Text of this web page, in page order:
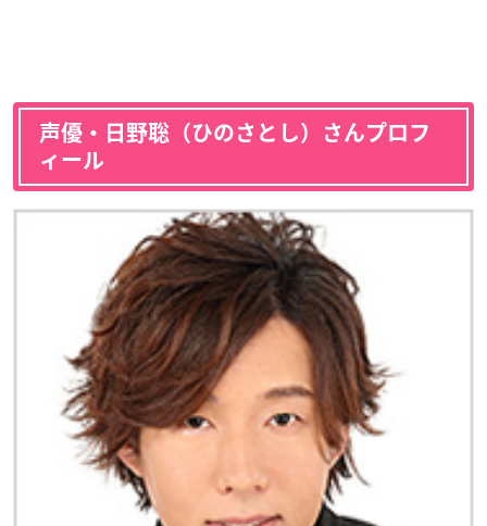
声優・日野聡（ひのさとし）さんプロフ
ィール